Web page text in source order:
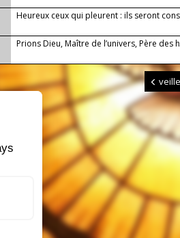
Heureux ceux qui pleurent : ils seront
Prions Dieu, Maître de l’univers, Père des
veille